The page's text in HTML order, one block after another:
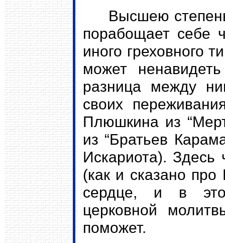
Высшею
порабощает себе
иного греховного
может
разница между
своих
Плюшкина из
из “Братьев
Искариота). Здесь
(как и сказано
сердце, и в
церковной
поможет.